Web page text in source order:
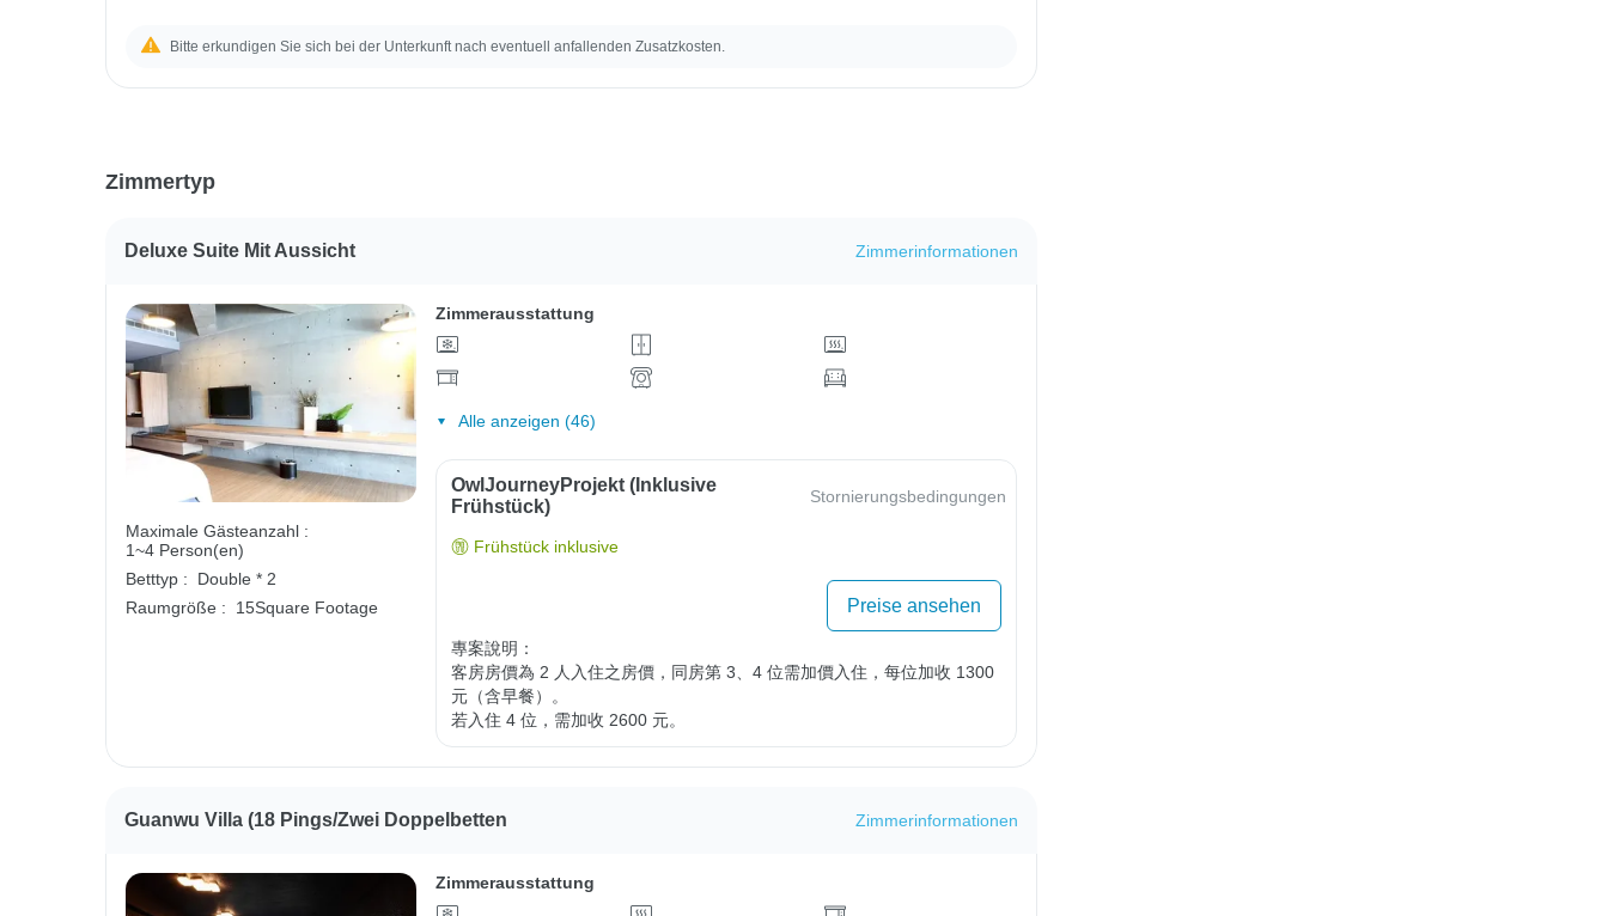
Bitte erkundigen Sie sich bei der Unterkunft nach eventuell anfallenden Zusatzkosten.
Zimmertyp
Deluxe Suite Mit Aussicht Zimmerinformationen
Maximale Gästeanzahl :
1~4 Person(en)
Betttyp :
Double * 2
Raumgröße :
15Square Footage
Zimmerausstattung
Alle anzeigen (46)
OwlJourneyProjekt (inklusive
Frühstück)
Stornierungsbedingungen
Frühstück inklusive
Preise ansehen
專案說明：
客房房價為 2 人入住之房價，同房第 3、4 位需加價入住，每位加收 1300
元（含早餐）。
若入住 4 位，需加收 2600 元。
Guanwu Villa (18 Pings/zwei Doppelbetten Zimmerinformationen
Zimmerausstattung